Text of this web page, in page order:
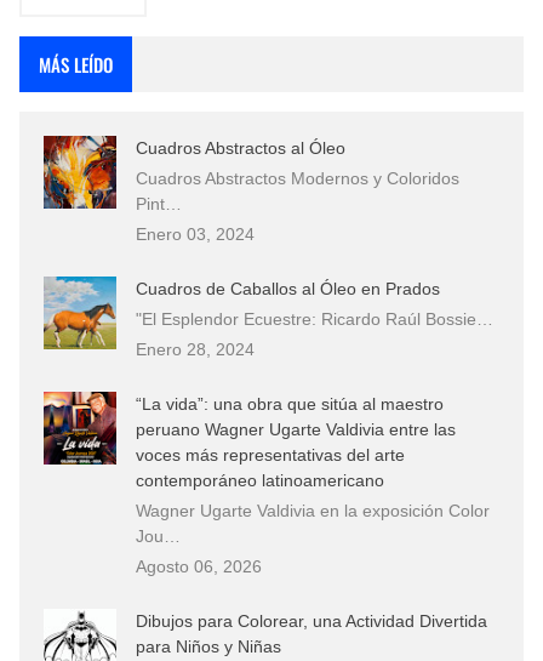
MÁS LEÍDO
Cuadros Abstractos al Óleo
Cuadros Abstractos Modernos y Coloridos
Pint…
Enero 03, 2024
Cuadros de Caballos al Óleo en Prados
"El Esplendor Ecuestre: Ricardo Raúl Bossie…
Enero 28, 2024
“La vida”: una obra que sitúa al maestro
peruano Wagner Ugarte Valdivia entre las
voces más representativas del arte
contemporáneo latinoamericano
Wagner Ugarte Valdivia en la exposición Color
Jou…
Agosto 06, 2026
Dibujos para Colorear, una Actividad Divertida
para Niños y Niñas